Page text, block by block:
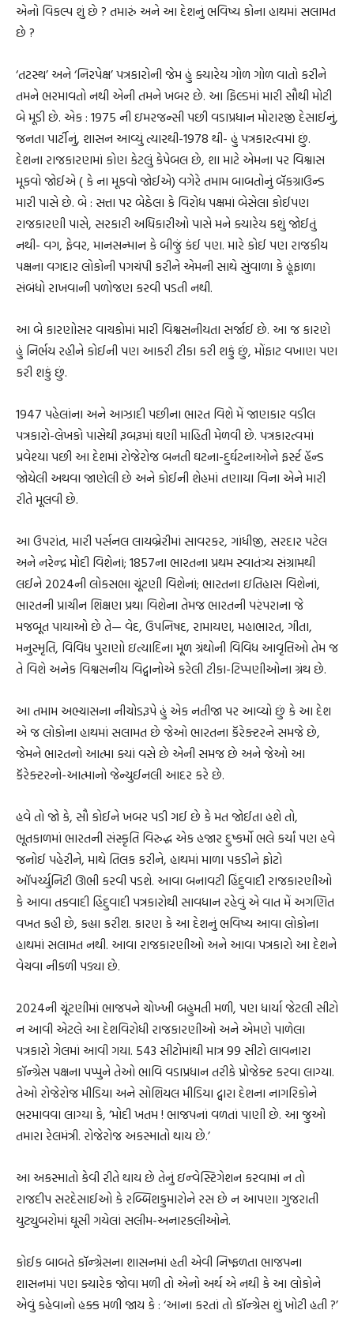
એનો વિકલ્પ શું છે ? તમારું અને આ દેશનું ભવિષ્ય કોના હાથમાં સલામત
છે ?
‘તટસ્થ’ અને ‘નિરપેક્ષ’ પત્રકારોની જેમ હું ક્યારેય ગોળ ગોળ વાતો કરીને
તમને ભરમાવતો નથી એની તમને ખબર છે. આ ફિલ્ડમાં મારી સૌથી મોટી
બે મૂડી છે. એક : 1975 ની ઇમરજન્સી પછી વડાપ્રધાન મોરારજી દેસાઈનું,
જનતા પાર્ટીનું, શાસન આવ્યું ત્યારથી-1978 થી- હું પત્રકારત્વમાં છું.
દેશના રાજકારણમાં કોણ કેટલું કેપેબલ છે, શા માટે એમના પર વિશ્વાસ
મૂકવો જોઈએ ( કે ના મૂકવો જોઈએ) વગેરે તમામ બાબતોનું બૅકગ્રાઉન્ડ
મારી પાસે છે. બે : સત્તા પર બેઠેલા કે વિરોધ પક્ષમાં બેસેલા કોઈપણ
રાજકારણી પાસે, સરકારી અધિકારીઓ પાસે મને ક્યારેય કશું જોઈતું
નથી- વગ, ફેવર, માનસન્માન કે બીજું કંઈ પણ. મારે કોઈ પણ રાજકીય
પક્ષના વગદાર લોકોની પગચંપી કરીને એમની સાથે સુંવાળા કે હૂંફાળા
સંબંધો રાખવાની પળોજણ કરવી પડતી નથી.
આ બે કારણોસર વાચકોમાં મારી વિશ્વસનીયતા સર્જાઈ છે. આ જ કારણે
હું નિર્ભય રહીને કોઈની પણ આકરી ટીકા કરી શકું છું, મોંફાટ વખાણ પણ
કરી શકું છું.
1947 પહેલાંના અને આઝાદી પછીના ભારત વિશે મેં જાણકાર વડીલ
પત્રકારો-લેખકો પાસેથી રૂબરૂમાં ઘણી માહિતી મેળવી છે. પત્રકારત્વમાં
પ્રવેશ્યા પછી આ દેશમાં રોજેરોજ બનતી ઘટના-દુર્ઘટનાઓને ફર્સ્ટ હૅન્ડ
જોયેલી અથવા જાણેલી છે અને કોઈની શેહમાં તણાયા વિના એને મારી
રીતે મૂલવી છે.
આ ઉપરાંત, મારી પર્સનલ લાયબ્રેરીમાં સાવરકર, ગાંધીજી, સરદાર પટેલ
અને નરેન્દ્ર મોદી વિશેનાં; 1857ના ભારતના પ્રથમ સ્વાતંત્ર્ય સંગ્રામથી
લઈને 2024ની લોકસભા ચૂંટણી વિશેનાં; ભારતના ઇતિહાસ વિશેનાં,
ભારતની પ્રાચીન શિક્ષણ પ્રથા વિશેના તેમજ ભારતની પરંપરાના જે
મજબૂત પાયાઓ છે તે— વેદ, ઉપનિષદ, રામાયણ, મહાભારત, ગીતા,
મનુસ્મૃતિ, વિવિધ પુરાણો ઇત્યાદિના મૂળ ગ્રંથોની વિવિધ આવૃત્તિઓ તેમ જ
તે વિશે અનેક વિશ્વસનીય વિદ્વાનોએ કરેલી ટીકા-ટિપ્પણીઓના ગ્રંથ છે.
આ તમામ અભ્યાસના નીચોડરૂપે હું એક નતીજા પર આવ્યો છું કે આ દેશ
એ જ લોકોના હાથમાં સલામત છે જેઓ ભારતના કૅરેક્ટરને સમજે છે,
જેમને ભારતનો આત્મા ક્યાં વસે છે એની સમજ છે અને જેઓ આ
કૅરેક્ટરનો-આત્માનો જેન્યુઈનલી આદર કરે છે.
હવે તો જો કે, સૌ કોઈને ખબર પડી ગઈ છે કે મત જોઈતા હશે તો,
ભૂતકાળમાં ભારતની સંસ્કૃતિ વિરુદ્ધ એક હજાર દુષ્કર્મો ભલે કર્યાં પણ હવે
જનોઈ પહેરીને, માથે તિલક કરીને, હાથમાં માળા પકડીને ફોટો
ઑપર્ચ્યુનિટી ઊભી કરવી પડશે. આવા બનાવટી હિંદુવાદી રાજકારણીઓ
કે આવા તકવાદી હિંદુવાદી પત્રકારોથી સાવધાન રહેવું એ વાત મેં અગણિત
વખત કહી છે, કહ્યા કરીશ. કારણ કે આ દેશનું ભવિષ્ય આવા લોકોના
હાથમાં સલામત નથી. આવા રાજકારણીઓ અને આવા પત્રકારો આ દેશને
વેચવા નીકળી પડ્યા છે.
2024ની ચૂંટણીમાં ભાજપને ચોખ્ખી બહુમતી મળી, પણ ધાર્યા જેટલી સીટો
ન આવી એટલે આ દેશવિરોધી રાજકારણીઓ અને એમણે પાળેલા
પત્રકારો ગેલમાં આવી ગયા. 543 સીટોમાંથી માત્ર 99 સીટો લાવનારા
કૉન્ગ્રેસ પક્ષના પપ્પુને તેઓ ભાવિ વડાપ્રધાન તરીકે પ્રોજેક્ટ કરવા લાગ્યા.
તેઓ રોજેરોજ મીડિયા અને સોશિયલ મીડિયા દ્વારા દેશના નાગરિકોને
ભરમાવવા લાગ્યા કે, ‘મોદી ખતમ ! ભાજપનાં વળતાં પાણી છે. આ જુઓ
તમારા રેલમંત્રી. રોજેરોજ અકસ્માતો થાય છે.’
આ અકસ્માતો કેવી રીતે થાય છે તેનું ઇન્વેસ્ટિગેશન કરવામાં ન તો
રાજદીપ સરદેસાઈઓ કે રબ્બિશકુમારોને રસ છે ન આપણા ગુજરાતી
યુટ્યુબરોમાં ઘૂસી ગયેલાં સલીમ-અનારકલીઓને.
કોઈક બાબતે કૉન્ગ્રેસના શાસનમાં હતી એવી નિષ્ફળતા ભાજપના
શાસનમાં પણ ક્યારેક જોવા મળી તો એનો અર્થ એ નથી કે આ લોકોને
એવું કહેવાનો હક્ક મળી જાય કે : ‘આના કરતાં તો કૉન્ગ્રેસ શું ખોટી હતી ?’